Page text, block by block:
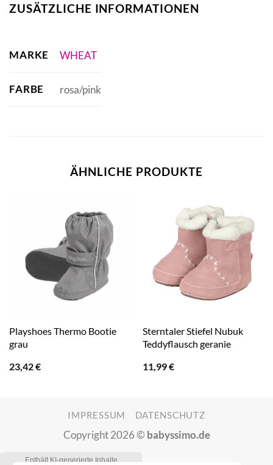
ZUSÄTZLICHE INFORMATIONEN
MARKE WHEAT
FARBE rosa/pink
ÄHNLICHE PRODUKTE
Playshoes Thermo Bootie
grau
23,42€
Sterntaler Stiefel Nubuk
Teddyflausch geranie
11,99€
IMPRESSUM DATENSCHUTZ
Copyright 2026 © babyssimo.de